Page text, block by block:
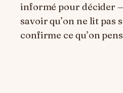
informé pour décider
savoir qu’on ne lit pas
confirme ce qu’on